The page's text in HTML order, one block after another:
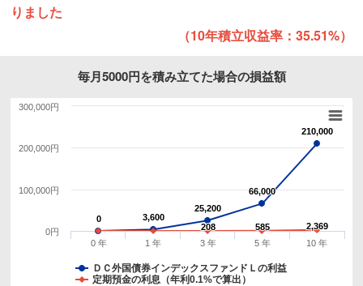
りました
（10年積立収益率：35.51%）
毎月5000円を積み立てた場合の損益額
0
0 3,600
3,600
25,200
25,200
66,000
66,000
210,000
210,000
208
208 585
585 2,369
2,369
ＤＣ外国債券インデックスファンドＬの利益
定期預金の利息（年利0.1%で算出）
0 年 1 年 3 年 5 年 10 年
0円
100,000円
200,000円
300,000円